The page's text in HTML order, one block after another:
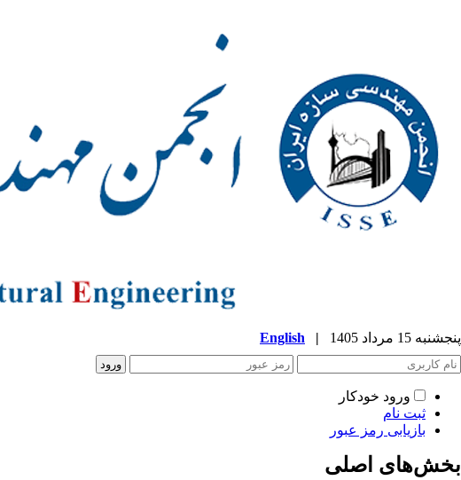
پنجشنبه 15 مرداد 1405 |
English
ورود خودکار
ثبت نام
بازیابی رمز عبور
بخش‌های اصلی